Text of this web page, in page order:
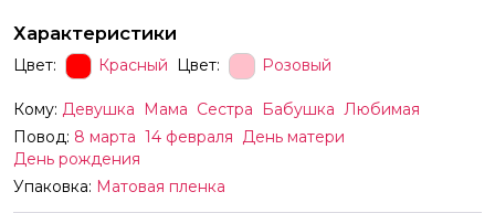
Характеристики
Цвет: Красный Цвет: Розовый
Кому: Девушка Мама Сестра Бабушка Любимая
Повод: 8 марта 14 февраля День матери
День рождения
Упаковка: Матовая пленка